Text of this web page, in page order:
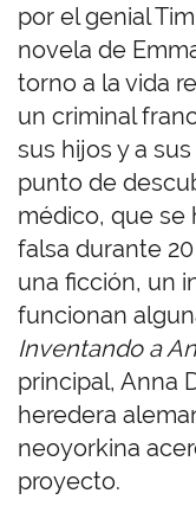
por el genial
novela de
torno a la vida
un criminal
sus hijos y a
punto de
médico, que se
falsa durante
una ficción, un
funcionan
Inventando a
principal, Anna
heredera
neoyorkina
proyecto.